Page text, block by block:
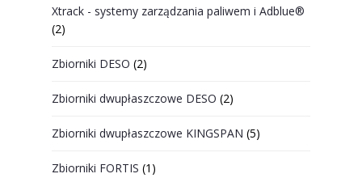
Xtrack - systemy zarządzania paliwem i Adblue®
(2)
Zbiorniki DESO (2)
Zbiorniki dwupłaszczowe DESO (2)
Zbiorniki dwupłaszczowe KINGSPAN (5)
Zbiorniki FORTIS (1)